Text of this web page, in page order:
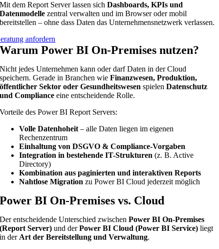
Mit dem Report Server lassen sichDashboards, KPIs und
Datenmodelle zentral verwalten und im Browser oder mobil
bereitstellen – ohne dass Daten das Unternehmensnetzwerk verlassen.
anfordern
Warum Power BI On-Premises nutzen?
Nicht jedes Unternehmen kann oder darf Daten in der Cloud
speichern. Gerade in Branchen wieFinanzwesen, Produktion,
öffentlicher Sektor oder Gesundheitswesen spielenDatenschutz
und Compliance eine entscheidende Rolle.
Vorteile des Power BI Report Servers:
Volle Datenhoheit– alle Daten liegen im eigenen
Rechenzentrum
Einhaltung von DSGVO & Compliance-Vorgaben
Integration in bestehende IT-Strukturen (z. B. Active
Directory)
Kombination aus paginierten und interaktiven Reports
Nahtlose Migration zu Power BI Cloud jederzeit möglich
Power BI On-Premises vs. Cloud
Der entscheidende Unterschied zwischenPower BI On-Premises
(Report Server) und derPower BI Cloud (Power BI Service) liegt
in derArt der Bereitstellung und Verwaltung.